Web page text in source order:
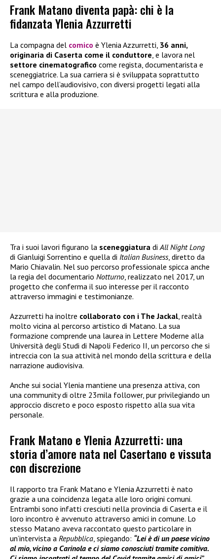
Frank Matano diventa papà: chi è la
fidanzata Ylenia Azzurretti
La compagna del comico è Ylenia Azzurretti, 36 anni,
originaria di Caserta come il conduttore, e lavora nel
settore cinematografico come regista, documentarista e
sceneggiatrice. La sua carriera si è sviluppata soprattutto
nel campo dell’audiovisivo, con diversi progetti legati alla
scrittura e alla produzione.
Tra i suoi lavori figurano la sceneggiatura diAll Night Long
di Gianluigi Sorrentino e quella di Italian Business, diretto da
Mario Chiavalin. Nel suo percorso professionale spicca anche
la regia del documentario Notturno, realizzato nel 2017, un
progetto che conferma il suo interesse per il racconto
attraverso immagini e testimonianze.
Azzurretti ha inoltre collaborato con i The Jackal, realtà
molto vicina al percorso artistico di Matano. La sua
formazione comprende una laurea in Lettere Moderne alla
Università degli Studi di Napoli Federico II, un percorso che si
intreccia con la sua attività nel mondo della scrittura e della
narrazione audiovisiva.
Anche sui social Ylenia mantiene una presenza attiva, con
una community di oltre 23mila follower, pur privilegiando un
approccio discreto e poco esposto rispetto alla sua vita
personale.
Frank Matano e Ylenia Azzurretti: una
storia d’amore nata nel Casertano e vissuta
con discrezione
Il rapporto tra Frank Matano e Ylenia Azzurretti è nato
grazie a una coincidenza legata alle loro origini comuni.
Entrambi sono infatti cresciuti nella provincia di Caserta e il
loro incontro è avvenuto attraverso amici in comune. Lo
stesso Matano aveva raccontato questo particolare in
un’intervista a Repubblica , spiegando: “Lei è di un paese vicino
al mio, vicino a Carinola e ci siamo conosciuti tramite comitiva.